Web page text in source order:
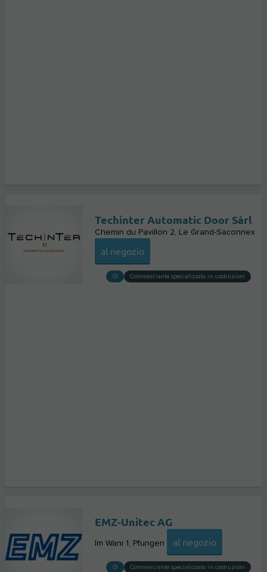
Techinter Automatic Door Sàrl
Chemin du Pavillon 2 Le Grand-Saconnex
al negozio
Commerciante specializzato in costruzioni
EMZ-Unitec AG
Im Wani 1 Pfungen al negozio
Commerciante specializzato in costruzioni